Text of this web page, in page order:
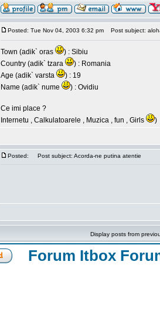
Posted: Tue Nov 04, 2003 6:32 pm Post subject:
Town (adik` oras
) : Sibiu
Country (adik` tzara
) : Romania
Age (adik` varsta
) : 19
Name (adik` nume
) : Ovidiu
Ce imi place ?
Internetu , Calkulatoarele , Muzica , fun , Girls
)
Posted: Post subject: Acorda-ne putina atentie
Display posts from
Forum Itbox